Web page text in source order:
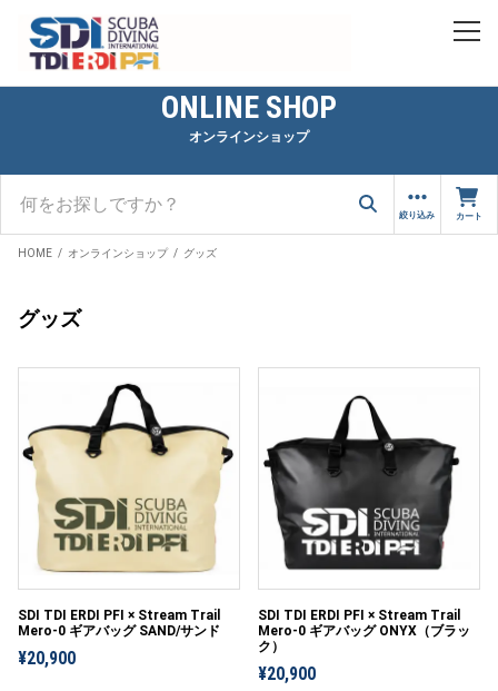
ONLINE SHOP
オンラインショップ
絞り込み カート
HOME オンラインショップ グッズ
グッズ
SDI TDI ERDI PFI × Stream Trail
Mero-0 ギアバッグ SAND/サンド
¥20,900
SDI TDI ERDI PFI × Stream Trail
Mero-0 ギアバッグ ONYX（ブラッ
ク）
¥20,900